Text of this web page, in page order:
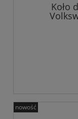
Koło
nowość